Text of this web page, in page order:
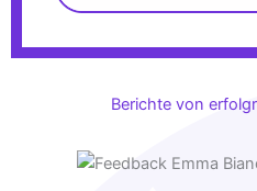
Berichte von